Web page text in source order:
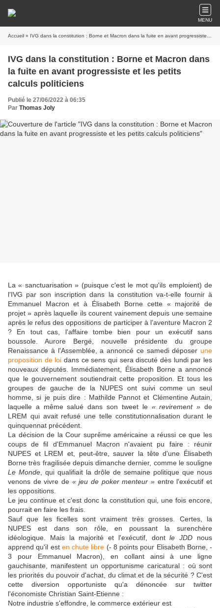
MENU
Accueil » IVG dans la constitution : Borne et Macron dans la fuite en avant progressiste et les petits calculs politiciens
IVG dans la constitution : Borne et Macron dans
la fuite en avant progressiste et les petits
calculs politiciens
Publié le 27/06/2022 à 06:35
Par Thomas Joly
La « sanctuarisation » (puisque c'est le mot qu'ils emploient) de
l'IVG par son inscription dans la constitution va-t-elle fournir à
Emmanuel Macron et à Élisabeth Borne cette « majorité de
projet » après laquelle ils courent vainement depuis une semaine
après le refus des oppositions de participer à l'aventure Macron 2
? En tout cas, l'affaire tombe bien pour un exécutif sans
boussole. Aurore Bergé, nouvelle présidente du groupe
Renaissance à l'Assemblée, a annoncé ce samedi déposer une
proposition de loi dans ce sens qui sera discuté dès lundi par les
nouveaux députés. Immédiatement, Élisabeth Borne a annoncé
que le gouvernement soutiendrait cette proposition. Et tous les
groupes de gauche de la NUPES ont suivi comme un seul
homme, si je puis dire : Mathilde Pannot et Clémentine Autain,
laquelle a même salué dans son tweet le « revirement » de
LREM qui avait refusé une telle constitutionnalisation durant le
quinquennat précédent.
La décision de la Cour suprême américaine a réussi ce que les
coups de fil d'Emmanuel Macron n'avaient pu faire : réunir
NUPES et LREM et, peut-être, sauver la tête d'une Élisabeth
Borne très fragilisée depuis dimanche dernier, comme le souligne
Le Monde , qui qualifiait la drôle de semaine politique que nous
venons de vivre de « jeu de poker menteur » entre l'exécutif et
les oppositions.
Le jeu continue et c'est donc la constitution qui, une fois encore,
pourrait en faire les frais.
Sauf que les ficelles sont vraiment très grosses. Certes, la
NUPES est dans son rôle, en poussant la surenchère
idéologique. Mais la majorité et l'exécutif, dontle JDD nous
apprend qu'il est en chute libre (- 8 points pour Elisabeth Borne, -
3 pour Emmanuel Macron), en collant ainsi à une ligne
gauchisante, manifestent un opportunisme caricatural : où sont
les priorités du pouvoir d'achat, du climat et de la sécurité ? C'est
cette diversion opportuniste qu'a dénoncée sur twitter
l'économiste Christian Saint-Etienne :
Notre industrie s'effondre, le commerce extérieur est